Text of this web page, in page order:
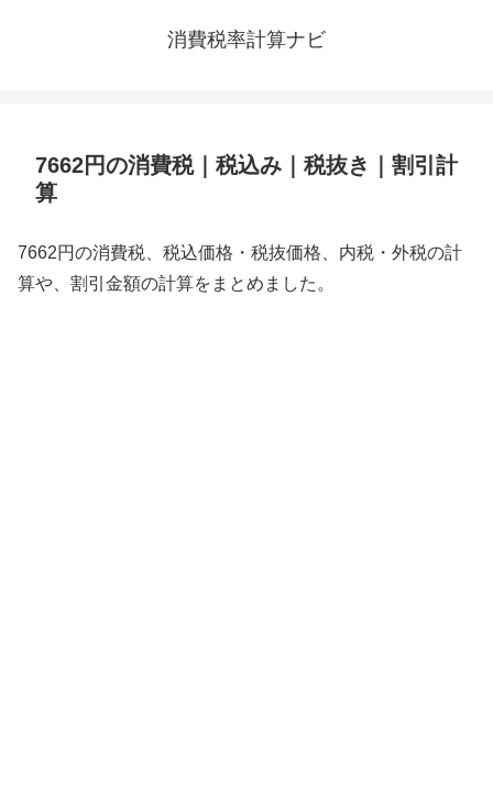
消費税率計算ナビ
7662円の消費税｜税込み｜税抜き｜割引計
算
7662円の消費税、税込価格・税抜価格、内税・外税の計
算や、割引金額の計算をまとめました。